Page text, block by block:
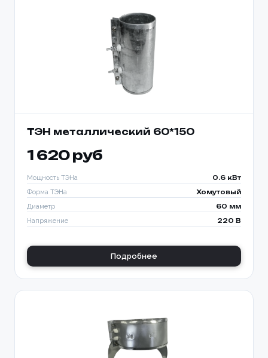
ТЭН металлический 60*150
1 620 руб
Мощность ТЭНа 0.6 кВт
Форма ТЭНа Хомутовый
Диаметр 60 мм
Напряжение 220 В
Подробнее